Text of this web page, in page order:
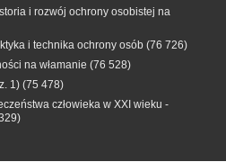
i rozwój ochrony osobistej na
i technika ochrony osób (76 726)
na włamanie (76 528)
1) (75 478)
człowieka w XXI wieku -